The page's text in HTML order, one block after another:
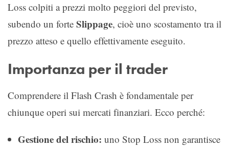
Loss colpiti a prezzi molto peggiori del previsto,
subendo un forte Slippage, cioè uno scostamento tra il
prezzo atteso e quello effettivamente eseguito.
Importanza per il trader
Comprendere il Flash Crash è fondamentale per
chiunque operi sui mercati finanziari. Ecco perché:
Gestione del rischio: uno Stop Loss non garantisce